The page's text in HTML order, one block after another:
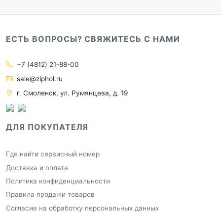
ЕСТЬ ВОПРОСЫ? СВЯЖИТЕСЬ С НАМИ
+7 (4812) 21-88-00
sale@ziphol.ru
г. Смоленск, ул. Румянцева, д. 19
ДЛЯ ПОКУПАТЕЛЯ
Где найти сервисный номер
Доставка и оплата
Политика конфиденциальности
Правила продажи товаров
Согласие на обработку персональных данных